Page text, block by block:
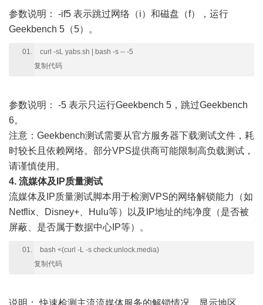
参数说明：
-if5 表示跳过网络（i）和磁盘（f），运行
Geekbench 5（5）。
curl -sL yabs.sh | bash -s -- -5
复制代码
参数说明：
-5 表示只运行Geekbench 5，跳过Geekbench
6。
注意：Geekbench测试需要从官方服务器下载测试文件，耗
时较长且依赖网络。部分VPS提供商可能限制高负载测试，
请谨慎使用。
4. 流媒体及IP质量测试
流媒体及IP质量测试脚本用于检测VPS的网络解锁能力（如
Netflix、Disney+、Hulu等）以及IP地址的纯净度（是否被
屏蔽、是否属于数据中心IP等）。
bash <(curl -L -s check.unlock.media)
复制代码
说明： 快速检测主流流媒体服务的解锁情况，显示地区、